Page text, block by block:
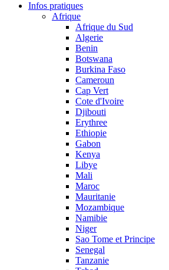
Infos pratiques
Afrique
Afrique du Sud
Algerie
Benin
Botswana
Burkina Faso
Cameroun
Cap Vert
Cote d'Ivoire
Djibouti
Erythree
Ethiopie
Gabon
Kenya
Libye
Mali
Maroc
Mauritanie
Mozambique
Namibie
Niger
Sao Tome et Principe
Senegal
Tanzanie